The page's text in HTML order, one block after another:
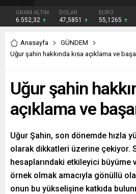
GRAM ALTIN
6.552,32
DOLAR
47,5851
EURO
55,1265
Anasayfa
GÜNDEM
Uğur şahin hakkında kısa açıklama ve
Uğur şahin
açıklama ve
Uğur Şahin, son dönemde hızla
olarak dikkatleri üzerine çekiyor.
hesaplarındaki etkileyici büyüme
örnek olmak amacıyla gönüllü
onun bu yükselişine katkıda